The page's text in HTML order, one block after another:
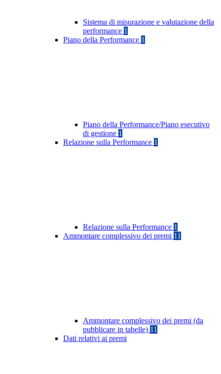
Sistema di misurazione e valutazione della
performance 1
Piano della Performance 1
Piano della Performance/Piano esecutivo
di gestione 1
Relazione sulla Performance 1
Relazione sulla Performance 1
Ammontare complessivo dei premi 11
Ammontare complessivo dei premi (da
pubblicare in tabelle) 11
Dati relativi ai premi